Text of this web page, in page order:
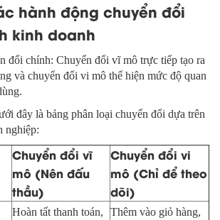
hành động chuyển đổi
kinh doanh
đổi chính: Chuyển đổi vĩ mô trực tiếp tạo ra
và chuyển đổi vi mô thể hiện mức độ quan
đây là bảng phân loại chuyển đổi dựa trên
nghiệp:
Chuyển đổi vĩ
mô (Nên đấu
thầu)
Chuyển đổi vi
mô (Chỉ để theo
dõi)
Hoàn tất thanh toán,
Thêm vào giỏ hàng,